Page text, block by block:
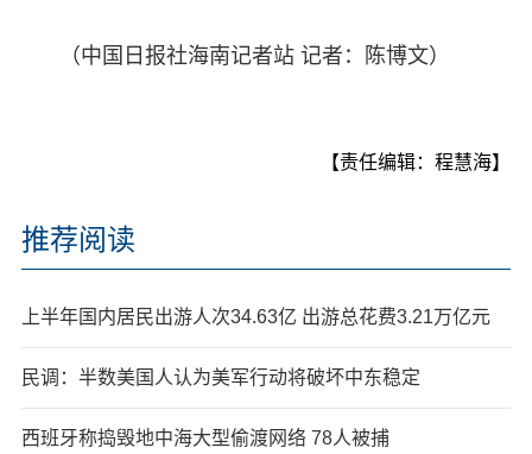
（中国日报社海南记者站 记者：陈博文）
【责任编辑：程慧海】
推荐阅读
上半年国内居民出游人次34.63亿 出游总花费3.21万亿元
民调：半数美国人认为美军行动将破坏中东稳定
西班牙称捣毁地中海大型偷渡网络 78人被捕